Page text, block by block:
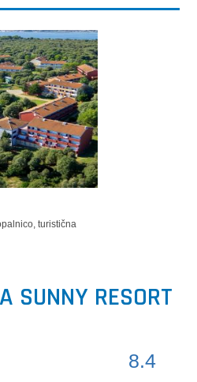
turistična
SUNNY RESORT
8.4